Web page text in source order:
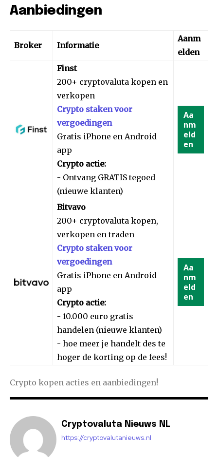
Aanbiedingen
Broker Informatie
Aanm
elden
Finst
200+ cryptovaluta kopen en
verkopen
Crypto staken voor
vergoedingen
Gratis iPhone en Android
app
Crypto actie:
- Ontvang GRATIS tegoed
(nieuwe klanten)
Aa
nm
eld
en
Bitvavo
200+ cryptovaluta kopen,
verkopen en traden
Crypto staken voor
vergoedingen
Gratis iPhone en Android
app
Crypto actie:
- 10.000 euro gratis
handelen (nieuwe klanten)
- hoe meer je handelt des te
hoger de korting op de fees!
Aa
nm
eld
en
Crypto kopen acties en aanbiedingen!
Cryptovaluta Nieuws NL
https://cryptovalutanieuws.nl